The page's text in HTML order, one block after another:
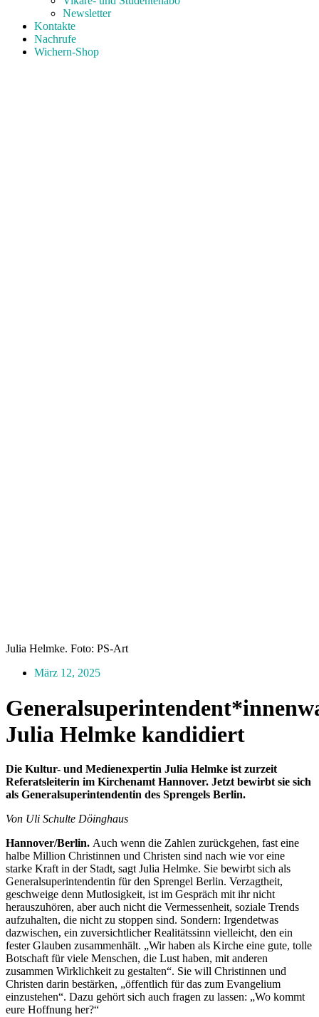
Newsletter
Kontakte
Nachrufe
Wichern-Shop
Julia Helmke. Foto: PS-Art
März 12, 2025
Julia Helmke kandidiert
Die Kultur- und Medienexpertin Julia Helmke ist zurzeit
Referatsleiterin im Kirchenamt Hannover. Jetzt bewirbt sie sich
als Generalsuperintendentin des Sprengels Berlin.
Von Uli Schulte Döinghaus
Hannover/Berlin. Auch wenn die Zahlen zurückgehen, fast eine
halbe Million Christinnen und Christen sind nach wie vor eine
starke Kraft in der Stadt, sagt Julia Helmke. Sie bewirbt sich als
Generalsuperintendentin für den Sprengel Berlin. Verzagtheit,
geschweige denn Mutlosigkeit, ist im Gespräch mit ihr nicht
herauszuhören, aber auch nicht die Vermessenheit, soziale Trends
aufzuhalten, die nicht zu stoppen sind. Sondern: Irgendetwas
dazwischen, ein zuversichtlicher Realitätssinn vielleicht, den ein
fester Glauben zusammenhält. „Wir haben als Kirche eine gute, tolle
Botschaft für viele Menschen, die Lust haben, mit anderen
zusammen Wirklichkeit zu gestalten“. Sie will Christinnen und
Christen darin bestärken, „öffentlich für das zum Evangelium
einzustehen“. Dazu gehört sich auch fragen zu lassen: „Wo kommt
eure Hoffnung her?“